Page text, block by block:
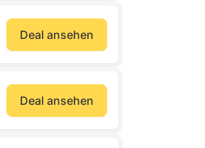
Deal ansehen
Deal ansehen